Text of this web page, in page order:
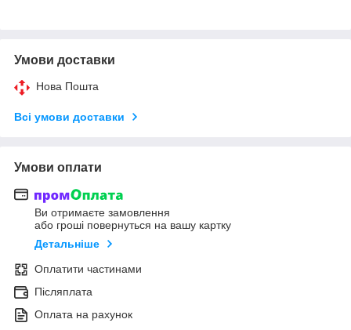
Умови доставки
Нова Пошта
Всі умови доставки
Умови оплати
Ви отримаєте замовлення
або гроші повернуться на вашу картку
Детальніше
Оплатити частинами
Післяплата
Оплата на рахунок